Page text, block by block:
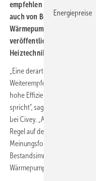
empfehlen über 80 % der
auch von
Wärmepumpe weiter. Dies
veröffentlichten
Heiztechnikherstellers
„Eine derart eindeutige
hohe Effizienz und
spricht“, sagt Dr. Benjamin
bei Civey. „Andere
Regel auf deutlich niedrigere
Meinungsforschungsinstitut
Bestandsimmobilien, die in
Wärmepumpe installiert haben.
Energiepreise